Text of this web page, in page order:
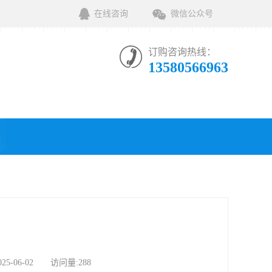
在线咨询 微信公众号
订购咨询热线：
13580566963
06-02 访问量:288